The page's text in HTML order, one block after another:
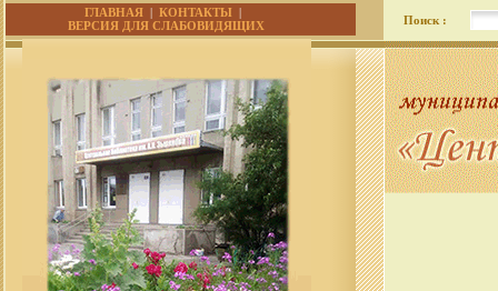
ГЛАВНАЯ |КОНТАКТЫ |
ВЕРСИЯ ДЛЯ СЛАБОВИДЯЩИХ
Поиск :